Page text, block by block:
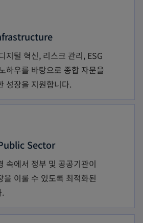
지털 혁신, 리스크 관리, ESG
하우를 바탕으로 종합 자문을
성장을 지원합니다.
Sector
속에서 정부 및 공공기관이
을 이룰 수 있도록 최적화된